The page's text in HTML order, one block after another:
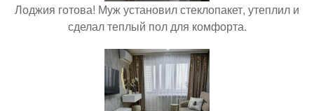
Лоджия готова! Муж установил стеклопакет, утеплил и
сделал теплый пол для комфорта.